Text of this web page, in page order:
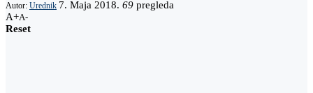
Autor: Urednik 7. Maja 2018. 69 pregleda
A+A-
Reset